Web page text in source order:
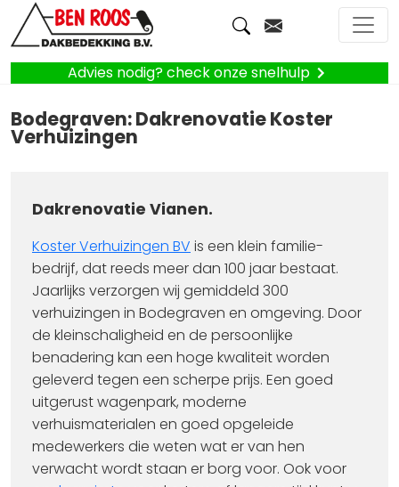
Advies nodig? check onze snelhulp
Bodegraven: Dakrenovatie Koster
Verhuizingen
Dakrenovatie Vianen.
Koster Verhuizingen BV is een klein familie-
bedrijf, dat reeds meer dan 100 jaar bestaat.
Jaarlijks verzorgen wij gemiddeld 300
verhuizingen in Bodegraven en omgeving. Door
de kleinschaligheid en de persoonlijke
benadering kan een hoge kwaliteit worden
geleverd tegen een scherpe prijs. Een goed
uitgerust wagenpark, moderne
verhuismaterialen en goed opgeleide
medewerkers die weten wat er van hen
verwacht wordt staan er borg voor. Ook voor